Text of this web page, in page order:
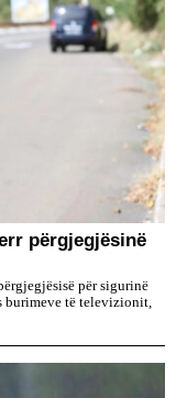
përgjegjësinë
për sigurinë
burimeve të televizionit,